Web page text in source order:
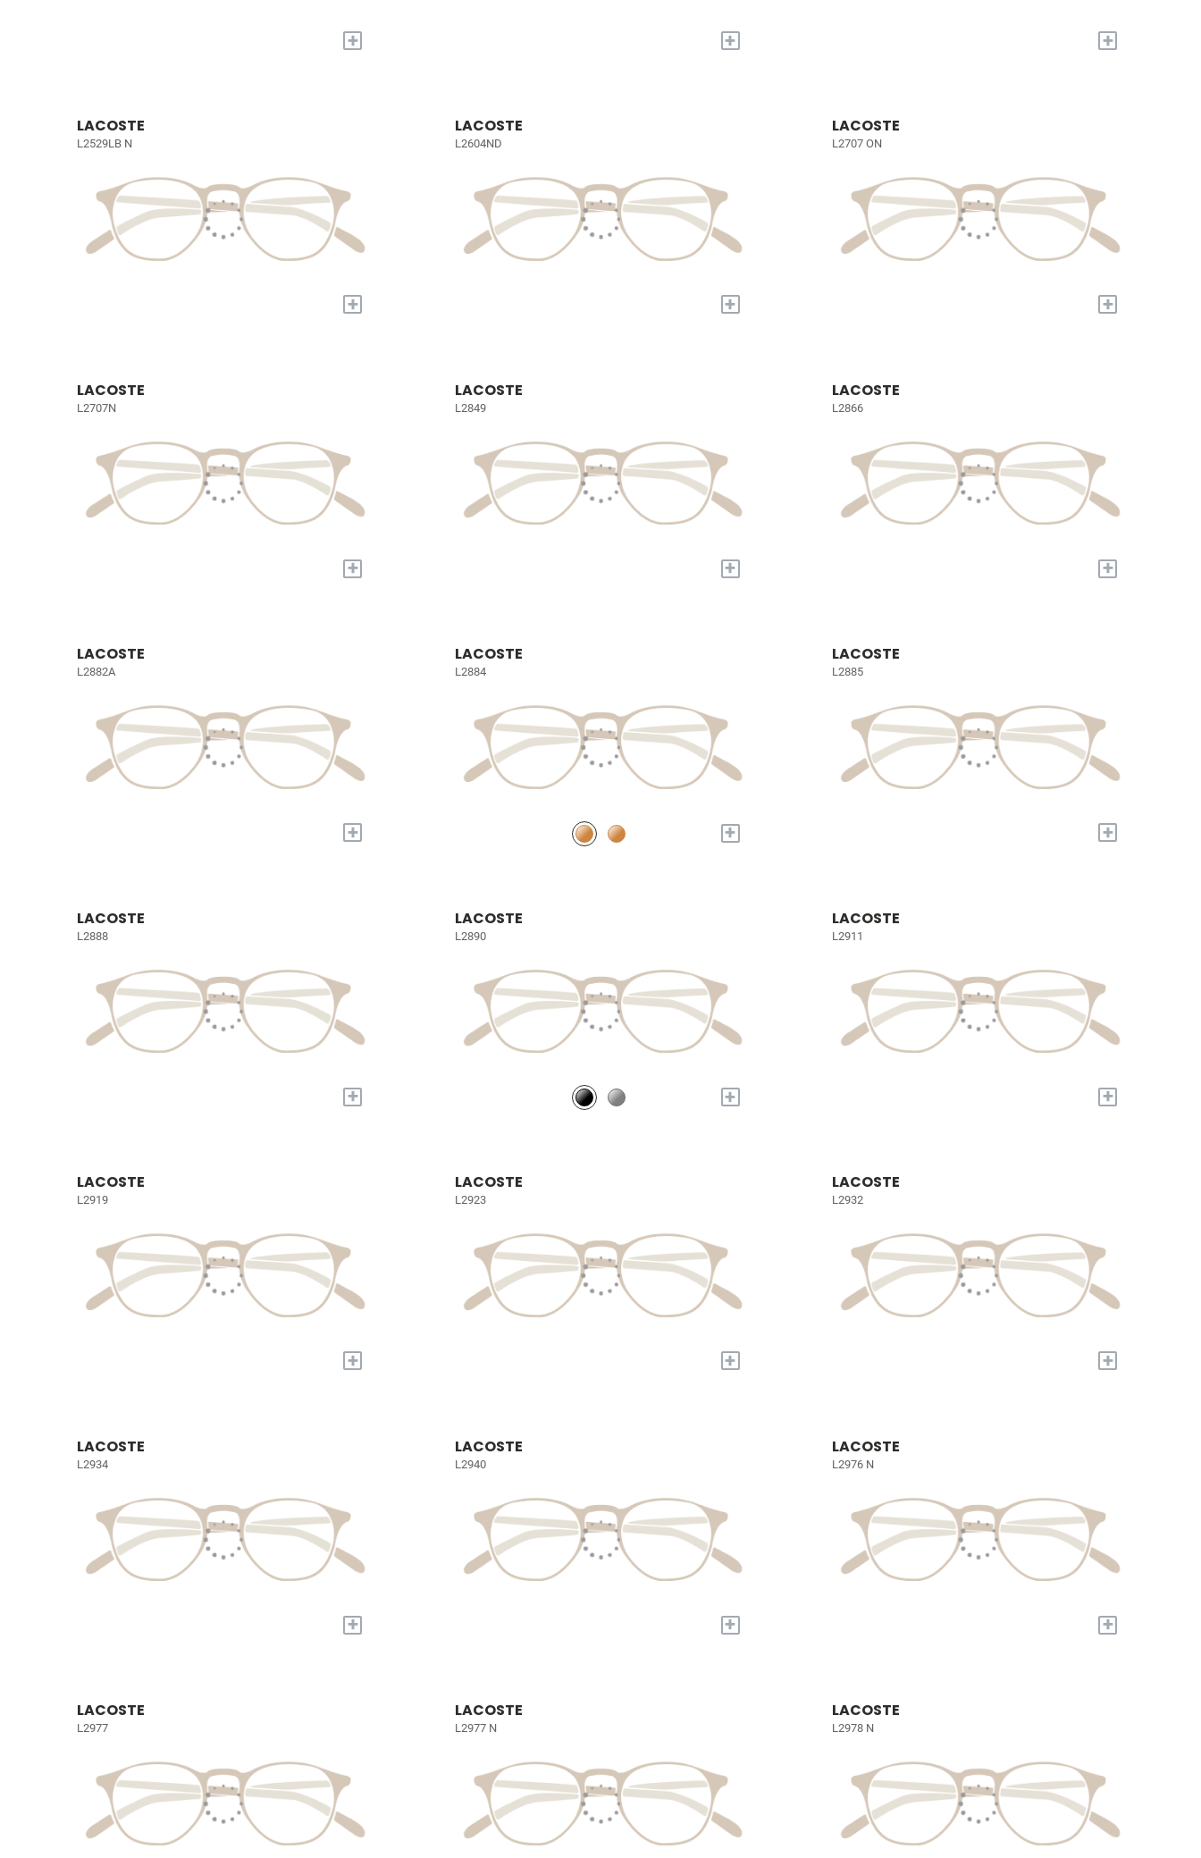
+ + +
LACOSTE
L2529LB N
+
LACOSTE
L2604ND
+
LACOSTE
L2707 ON
+
LACOSTE
L2707N
+
LACOSTE
L2849
+
LACOSTE
L2866
+
LACOSTE
L2882A
+
LACOSTE
L2884
+
LACOSTE
L2885
+
LACOSTE
L2888
+
LACOSTE
L2890
+
LACOSTE
L2911
+
LACOSTE
L2919
+
LACOSTE
L2923
+
LACOSTE
L2932
+
LACOSTE
L2934
+
LACOSTE
L2940
+
LACOSTE
L2976 N
+
LACOSTE
L2977
LACOSTE
L2977 N
LACOSTE
L2978 N